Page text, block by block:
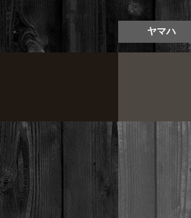
ヤマハ